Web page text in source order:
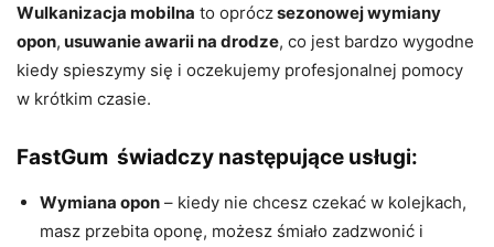
Wulkanizacja mobilna to opróczsezonowej wymiany
opon, usuwanie awarii na drodze, co jest bardzo wygodne
kiedy spieszymy się i oczekujemy profesjonalnej pomocy
w krótkim czasie.
FastGum świadczy następujące usługi:
Wymiana opon – kiedy nie chcesz czekać w kolejkach,
masz przebita oponę, możesz śmiało zadzwonić i